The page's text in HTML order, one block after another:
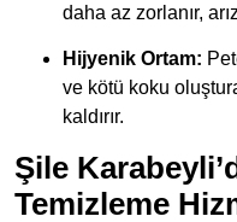
daha az zorlanır,
Hijyenik Ortam:
ve kötü koku
kaldırır.
Şile
Temizleme